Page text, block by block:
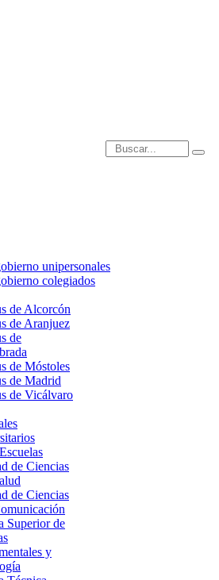
Introduce términos de
unipersonales
colegiados
de Alcorcón
de Aranjuez
de
de Móstoles
de Madrid
de Vicálvaro
de Ciencias
de Ciencias
Superior de
y